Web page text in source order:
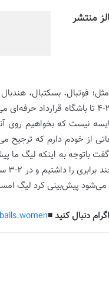
منتشر
فوتبال، بسکتبال، هندبال
تورم بخواهیم نگاه کنیم در بخش خانم‌ها شاید
نیست که بخواهیم روی
از خودم دارم که ترجیح
باتوجه‌ به اینکه لیگ ما
من
پیش‌بینی کرد لیگ
دنبال کنید ◾️